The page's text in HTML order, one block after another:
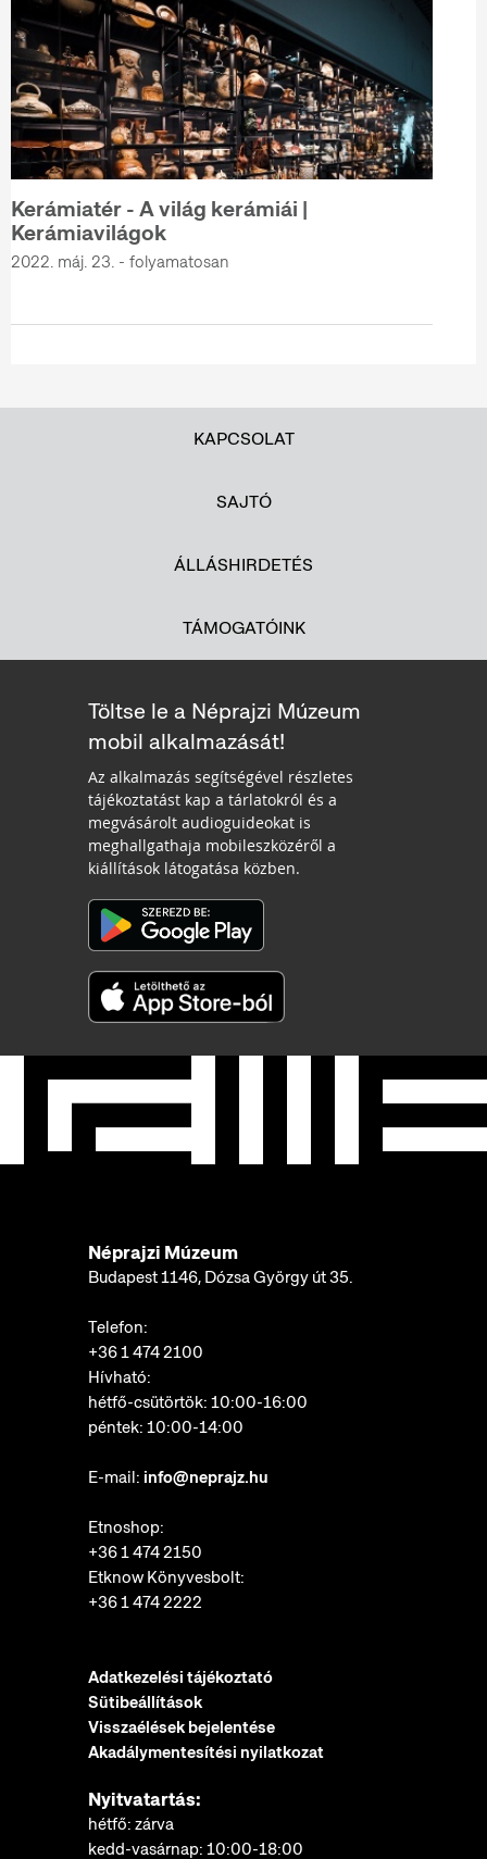
Kerámiatér - A világ kerámiái |
Kerámiavilágok
2022. máj. 23. - folyamatosan
KAPCSOLAT
SAJTÓ
ÁLLÁSHIRDETÉS
TÁMOGATÓINK
Töltse le a Néprajzi Múzeum
mobil alkalmazását!
Az alkalmazás segítségével részletes
tájékoztatást kap a tárlatokról és a
megvásárolt audioguideokat is
meghallgathaja mobileszközéről a
kiállítások látogatása közben.
Néprajzi Múzeum
Budapest 1146, Dózsa György út 35.
Telefon:
+36 1 474 2100
Hívható:
hétfő-csütörtök: 10:00-16:00
péntek: 10:00-14:00
E-mail: info@neprajz.hu
Etnoshop:
+36 1 474 2150
Etknow Könyvesbolt:
+36 1 474 2222
Adatkezelési tájékoztató
Sütibeállítások
Visszaélések bejelentése
Akadálymentesítési nyilatkozat
Nyitvatartás:
hétfő: zárva
kedd-vasárnap: 10:00-18:00